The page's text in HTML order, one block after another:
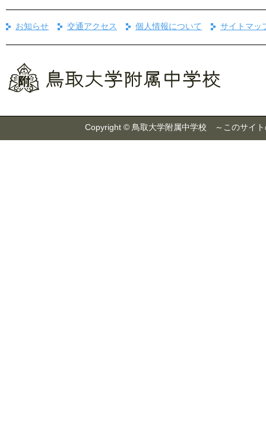
お知らせ 交通アクセス 個人情報について サイトマッ
Copyright © 鳥取大学附属中学校 ～このサイト